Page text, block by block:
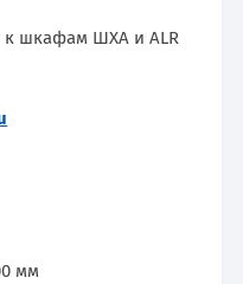
к шкафам ШХА и ALR
мм